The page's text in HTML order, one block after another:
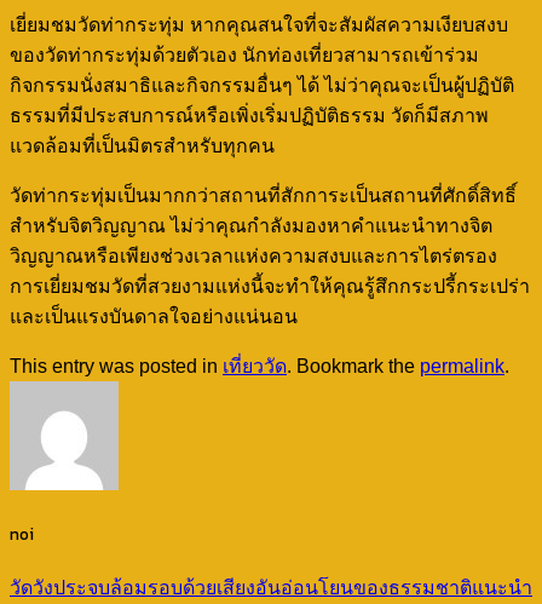
เยี่ยมชมวัดท่ากระทุ่ม หากคุณสนใจที่จะสัมผัสความเงียบสงบ
ของวัดท่ากระทุ่มด้วยตัวเอง นักท่องเที่ยวสามารถเข้าร่วม
กิจกรรมนั่งสมาธิและกิจกรรมอื่นๆ ได้ ไม่ว่าคุณจะเป็นผู้ปฏิบัติ
ธรรมที่มีประสบการณ์หรือเพิ่งเริ่มปฏิบัติธรรม วัดก็มีสภาพ
แวดล้อมที่เป็นมิตรสำหรับทุกคน
วัดท่ากระทุ่มเป็นมากกว่าสถานที่สักการะเป็นสถานที่ศักดิ์สิทธิ์
สำหรับจิตวิญญาณ ไม่ว่าคุณกำลังมองหาคำแนะนำทางจิต
วิญญาณหรือเพียงช่วงเวลาแห่งความสงบและการไตร่ตรอง
การเยี่ยมชมวัดที่สวยงามแห่งนี้จะทำให้คุณรู้สึกกระปรี้กระเปร่า
และเป็นแรงบันดาลใจอย่างแน่นอน
This entry was posted in เที่ยววัด. Bookmark the permalink.
noi
วัดวังประจบล้อมรอบด้วยเสียงอันอ่อนโยนของธรรมชาติแนะนำ